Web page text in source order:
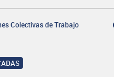
Colectivas de Trabajo